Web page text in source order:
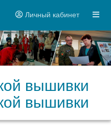
Личный кабинет
вышивки
вышивки